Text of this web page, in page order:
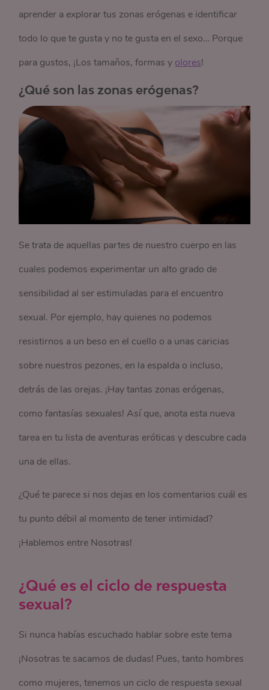
aprender a explorar tus zonas erógenas e identificar
todo lo que te gusta y no te gusta en el sexo… Porque
para gustos, ¡Los tamaños, formas y olores!
¿Qué son las zonas erógenas?
Se trata de aquellas partes de nuestro cuerpo en las
cuales podemos experimentar un alto grado de
sensibilidad al ser estimuladas para el encuentro
sexual. Por ejemplo, hay quienes no podemos
resistirnos a un beso en el cuello o a unas caricias
sobre nuestros pezones, en la espalda o incluso,
detrás de las orejas. ¡Hay tantas zonas erógenas,
como fantasías sexuales! Así que, anota esta nueva
tarea en tu lista de aventuras eróticas y descubre cada
una de ellas.
¿Qué te parece si nos dejas en los comentarios cuál es
tu punto débil al momento de tener intimidad?
¡Hablemos entre Nosotras!
¿Qué es el ciclo de respuesta
sexual?
Si nunca habías escuchado hablar sobre este tema
¡Nosotras te sacamos de dudas! Pues, tanto hombres
como mujeres, tenemos un ciclo de respuesta sexual